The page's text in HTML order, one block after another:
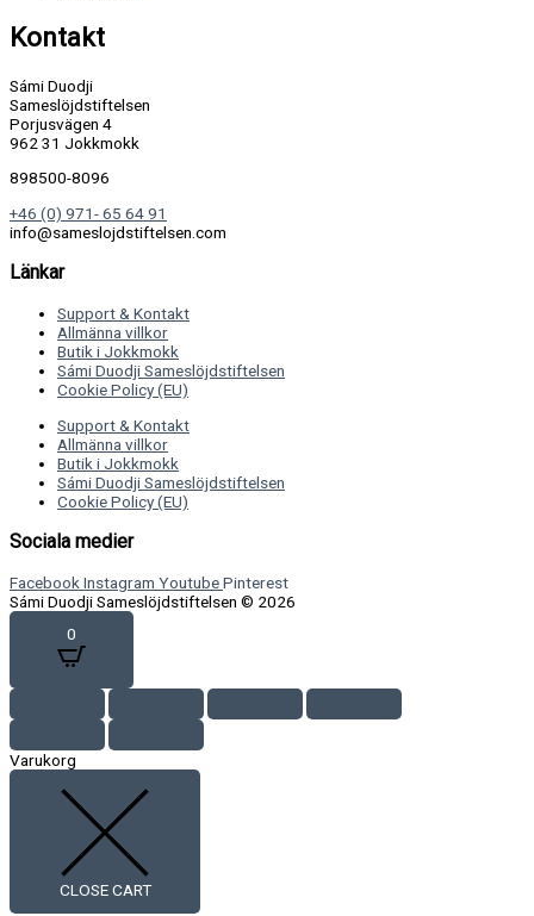
Kontakt
Sámi Duodji
Sameslöjdstiftelsen
Porjusvägen 4
962 31 Jokkmokk
898500-8096
+46 (0) 971- 65 64 91
info@sameslojdstiftelsen.com
Länkar
Support & Kontakt
Allmänna villkor
Butik i Jokkmokk
Sámi Duodji Sameslöjdstiftelsen
Cookie Policy (EU)
Support & Kontakt
Allmänna villkor
Butik i Jokkmokk
Sámi Duodji Sameslöjdstiftelsen
Cookie Policy (EU)
Sociala medier
Facebook Instagram YoutubePinterest
Sámi Duodji Sameslöjdstiftelsen © 2026
0
Varukorg
CLOSE CART